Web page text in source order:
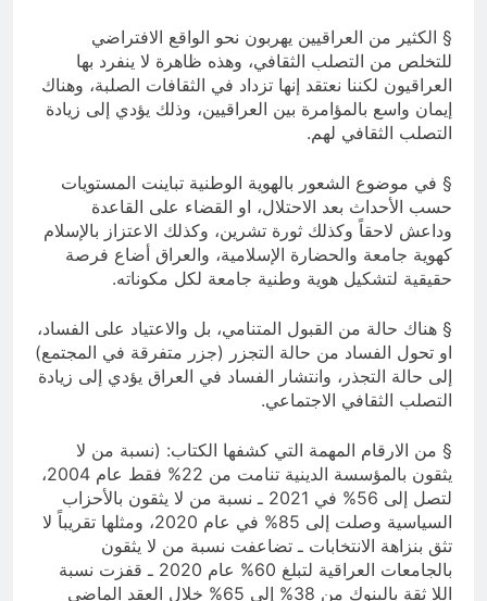
§ الكثير من العراقيين يهربون نحو الواقع الافتراضي
للتخلص من التصلب الثقافي، وهذه ظاهرة لا ينفرد بها
العراقيون لكننا نعتقد إنها تزداد في الثقافات الصلبة، وهناك
إيمان واسع بالمؤامرة بين العراقيين، وذلك يؤدي إلى زيادة
التصلب الثقافي لهم.
§ في موضوع الشعور بالهوية الوطنية تباينت المستويات
حسب الأحداث بعد الاحتلال، او القضاء على القاعدة
وداعش لاحقاً وكذلك ثورة تشرين، وكذلك الاعتزاز بالإسلام
كهوية جامعة والحضارة الإسلامية، والعراق أضاع فرصة
حقيقية لتشكيل هوية وطنية جامعة لكل مكوناته.
§ هناك حالة من القبول المتنامي، بل والاعتياد على الفساد،
او تحول الفساد من حالة التجزر (جزر متفرقة في المجتمع)
إلى حالة التجذر، وانتشار الفساد في العراق يؤدي إلى زيادة
التصلب الثقافي الاجتماعي.
§ من الارقام المهمة التي كشفها الكتاب: (نسبة من لا
يثقون بالمؤسسة الدينية تنامت من 22% فقط عام 2004،
لتصل إلى 56% في 2021 ـ نسبة من لا يثقون بالأحزاب
السياسية وصلت إلى 85% في عام 2020، ومثلها تقريباً لا
تثق بنزاهة الانتخابات ـ تضاعفت نسبة من لا يثقون
بالجامعات العراقية لتبلغ 60% عام 2020 ـ قفزت نسبة
اللا ثقة بالبنوك من 38% إلى 65% خلال العقد الماضي